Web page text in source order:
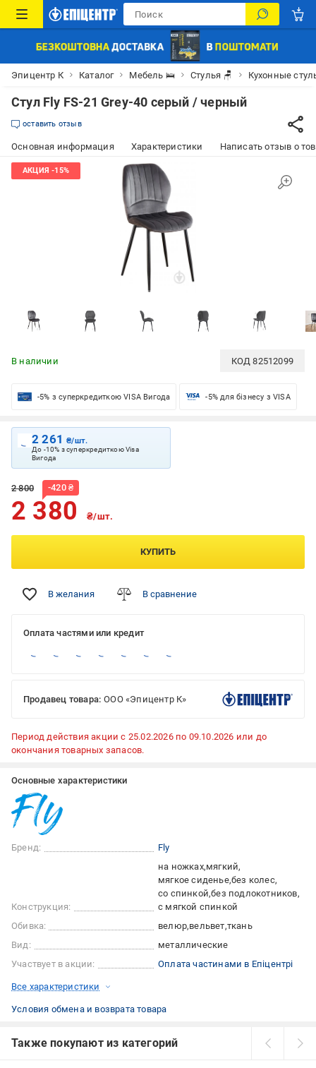
Эпицентр К Каталог Мебель 🛌 Стулья 🪑 Кухонные
Стул Fly FS-21 Grey-40 серый / черный
оставить отзыв
Основная информация Характеристики Написать отзыв о
В наличии КОД82512099
-5% з суперкредиткою VISA Вигода -5% для бізнесу з VISA
2 261₴/шт.
До -10% з суперкредиткою Visa
Вигода
2 800 -420₴
2 380 ₴/шт.
КУПИТЬ
В желания В сравнение
Оплата частями или кредит
Продавец товара: ООО «Эпицентр К»
Период действия акции с 25.02.2026 по 09.10.2026 или до
окончания товарных запасов.
Основные характеристики
Бренд: Fly
Конструкция:
на ножках мягкий
мягкое сиденье без колес
со спинкой без подлокотников
с мягкой спинкой
Обивка:
велюр вельвет ткань
Вид:
металлические
Участвует в акции:
Оплата частинами в Епіцентрі
Все характеристики
Условия обмена и возврата товара
Также покупают из категорий